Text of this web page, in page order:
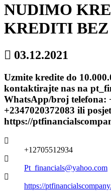
NUDIMO
KREDITI
03.12.2021
Uzmite kredite do
kontaktirajte nas na
WhatsApp/broj telefona:
+2347020372083 ili
https://
+12705512934
Pt_financials@yahoo.com
https://